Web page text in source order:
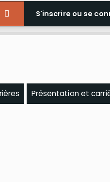
S'inscrire ou se
Présentation et